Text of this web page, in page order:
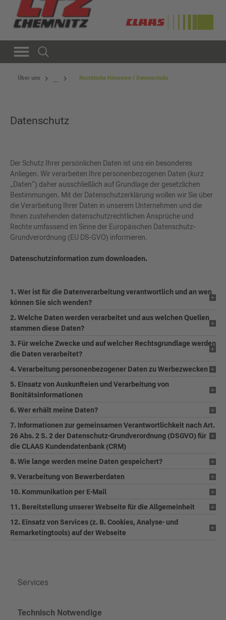
Über uns ... Rechtliche Hinweise / Datenschutz
Datenschutz
Der Schutz Ihrer persönlichen Daten ist uns ein besonderes
Anliegen. Wir verarbeiten Ihre personenbezogenen Daten (kurz
„Daten“) daher ausschließlich auf Grundlage der gesetzlichen
Bestimmungen. Mit der Datenschutzerklärung wollen wir Sie über
die Verarbeitung Ihrer Daten in unserem Unternehmen und die
Ihnen zustehenden datenschutzrechtlichen Ansprüche und
Rechte umfassend im Sinne der Europäischen Datenschutz-
Grundverordnung (EU DS-GVO) informieren.
Datenschutzinformation zum downloaden.
1. Wer ist für die Datenverarbeitung verantwortlich und an wen
können Sie sich wenden?
2. Welche Daten werden verarbeitet und aus welchen Quellen
stammen diese Daten?
3. Für welche Zwecke und auf welcher Rechtsgrundlage werden
die Daten verarbeitet?
4. Verarbeitung personenbezogener Daten zu Werbezwecken
5. Einsatz von Auskunfteien und Verarbeitung von
Bonitätsinformationen
6. Wer erhält meine Daten?
7. Informationen zur gemeinsamen Verantwortlichkeit nach Art.
26 Abs. 2 S. 2 der Datenschutz-Grundverordnung (DSGVO) für
die CLAAS Kundendatenbank (CRM)
8. Wie lange werden meine Daten gespeichert?
9. Verarbeitung von Bewerberdaten
10. Kommunikation per E-Mail
11. Bereitstellung unserer Webseite für die Allgemeinheit
12. Einsatz von Services (z. B. Cookies, Analyse- und
Remarketingtools) auf der Webseite
Services
Technisch Notwendige